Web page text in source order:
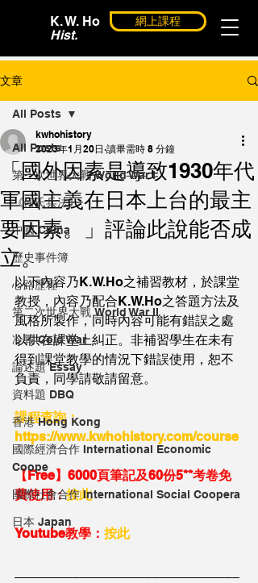
K. W. Ho
Hist.
網上課程
文章
All Posts
第一次世界大戰 World War I
《何氏兵法》
中國 China
歷史事件簿
心路歷程
第二次世界大戰 World War II
冷戰 Cold War
論述題 Essay
資料題 DBQ
香港 Hong Kong
國際經濟合作 International Economic
Coope
國際社會合作 International Social Coopera
日本 Japan
All Posts
「國外因素是導致1930年代
軍國主義在日本上台的最主
要因素。」評論此說能否成
立。
kwhohistory
2023年1月20日 讀畢需時 8 分鐘
以下內容乃K.W.Ho之補習教材，於課堂
教授，內容乃配合K.W.Ho之答題方法及
風格所製作，同時內容可能有錯誤之處
以供在課堂上糾正。非補習學生在未有
得到課堂教學的情況下錯誤使用，恕不
負責，同學請敬請留意。
課程查詢：
https://www.kwhohistory.com/course
【Free】6000頁筆記及60份5**考卷免
費使用：按此
Youtube教學： 按此